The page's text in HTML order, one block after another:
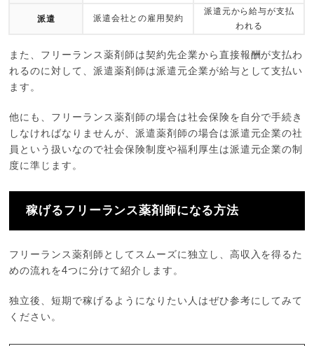
派遣 派遣会社との雇用契約
派遣元から給与が支払
われる
また、フリーランス薬剤師は契約先企業から直接報酬が支払わ
れるのに対して、派遣薬剤師は派遣元企業が給与として支払い
ます。
他にも、フリーランス薬剤師の場合は社会保険を自分で手続き
しなければなりませんが、派遣薬剤師の場合は派遣元企業の社
員という扱いなので社会保険制度や福利厚生は派遣元企業の制
度に準じます。
稼げるフリーランス薬剤師になる方法
フリーランス薬剤師としてスムーズに独立し、高収入を得るた
めの流れを4つに分けて紹介します。
独立後、短期で稼げるようになりたい人はぜひ参考にしてみて
ください。